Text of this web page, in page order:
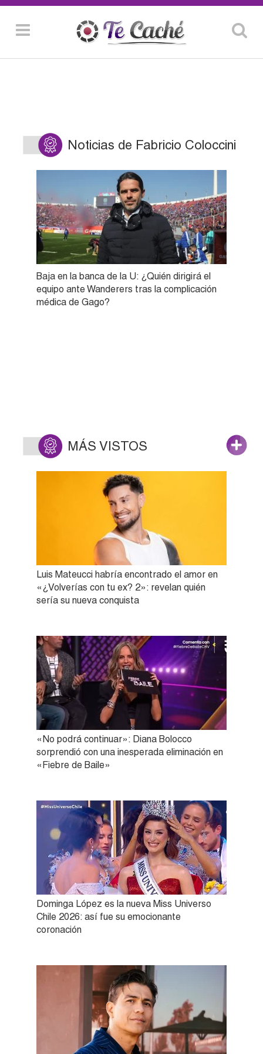
Noticias de Fabricio Coloccini
Baja en la banca de la U: ¿Quién dirigirá el
equipo ante Wanderers tras la complicación
médica de Gago?
MÁS VISTOS
Luis Mateucci habría encontrado el amor en
«¿Volverías con tu ex? 2»: revelan quién
sería su nueva conquista
«No podrá continuar»: Diana Bolocco
sorprendió con una inesperada eliminación en
«Fiebre de Baile»
Dominga López es la nueva Miss Universo
Chile 2026: así fue su emocionante
coronación